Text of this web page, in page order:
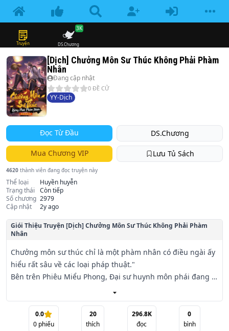
Truyện DS.Chương
3K
[Dịch] Chưởng Môn Sư Thúc Không Phải Phàm
Nhân
Đang cập nhật
0 ĐỀ CỬ
YY-Dịch
Đọc Từ Đầu DS.Chương
Mua Chương VIP Lưu Tủ Sách
4620 thành viên đang đọc truyện này
Thể loại
Huyền huyễn
Trạng thái
Còn tiếp
Số chương 2979
Cập nhật
2y ago
Giói Thiệu Truyện [Dịch] Chưởng Môn Sư Thúc Không Phải Phàm
Nhân
Chưởng môn sư thúc chỉ là một phàm nhân có điều ngài ấy
hiểu rất sâu về các loại pháp thuật."
Bên trên Phiêu Miểu Phong, Đại sư huynh môn phái đang
Đúng lúc này, chưởng môn Diệp Phong cầm một cọng cỏ
nhẹ nhàng lung lay, kiếm khí bén nhọn cắt mảng không
giữa thiên địa ra làm hai, để lộ vết nứt không gian đen
0.0
0 phiếu
20
thích
296.8K
đọc
0
bình